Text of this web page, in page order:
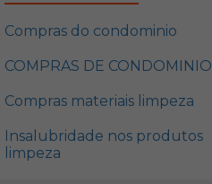
Compras do condominio
COMPRAS DE CONDOMINIO
Compras materiais limpeza
Insalubridade nos produtos
limpeza